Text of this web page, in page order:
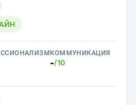
КОММУНИКАЦИЯ
-/10